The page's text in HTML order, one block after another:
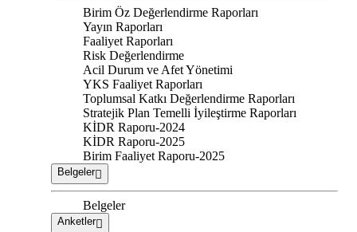
Birim Öz Değerlendirme Raporları
Yayın Raporları
Faaliyet Raporları
Risk Değerlendirme
Acil Durum ve Afet Yönetimi
YKS Faaliyet Raporları
Toplumsal Katkı Değerlendirme Raporları
Stratejik Plan Temelli İyileştirme Raporları
KİDR Raporu-2024
KİDR Raporu-2025
Birim Faaliyet Raporu-2025
Belgeler
Belgeler
Anketler